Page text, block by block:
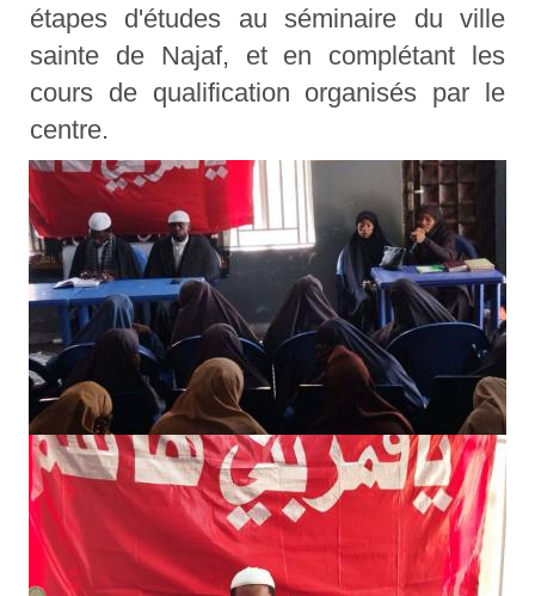
étapes d'études au séminaire du ville
sainte de Najaf, et en complétant les
cours de qualification organisés par le
centre.